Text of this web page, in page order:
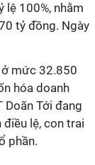
lệ 100%, nhằm
tỷ đồng. Ngày
mức 32.850
hóa doanh
Doãn Tới đang
điều lệ, con trai
phần.